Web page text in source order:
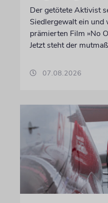
Der getötete Aktivist
Siedlergewalt ein und
prämierten Film »No
Jetzt steht der
07.08.2026